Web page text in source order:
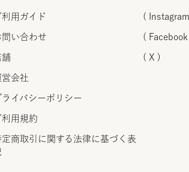
利用ガイド
問い合わせ
舗
営会社
ライバシーポリシー
利用規約
定商取引に関する法律に 基づく表
(
( Facebook
( X )